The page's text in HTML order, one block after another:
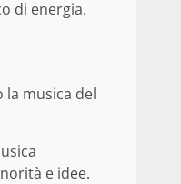
di energia.
musica del
e idee.